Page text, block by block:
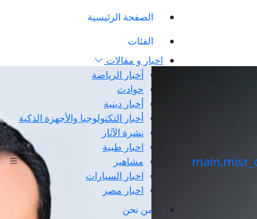
الصفحة الرئيسية
الفئات
اخبار و مقالات
أخبار الرياضة
حوادث
أخبار دينية
أخبار التكنولوجيا والأجهزة الذكية
نشرة الآثار
اخبار طبية
مشاهير
اخبار السيارات
اخبار مصر
من نحن